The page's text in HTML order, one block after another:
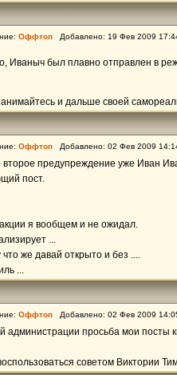
Оффтоп Добавлено: 19 Фев 2009
Иваныч был плавно отправлен в
и дальше своей
Оффтоп Добавлено: 02 Фев 2009
предупреждение уже Иван
пост.
я вообщем и не ожидал.
...
же давай открыто и без ....
...
Оффтоп Добавлено: 02 Фев 2009
администрации просьба мои посты
советом Виктории